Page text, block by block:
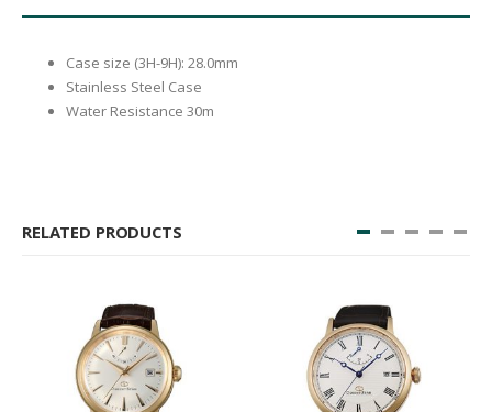
Case size (3H-9H): 28.0mm
Stainless Steel Case
Water Resistance 30m
RELATED PRODUCTS